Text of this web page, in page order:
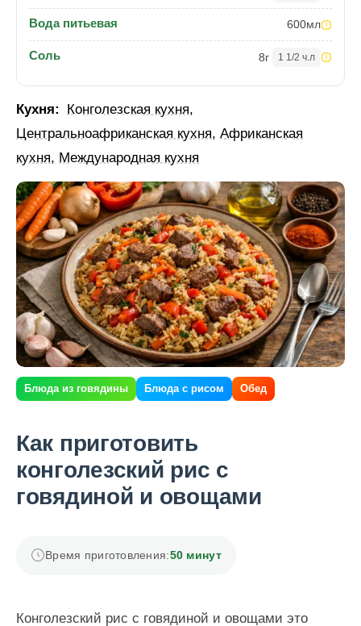
Вода питьевая 600мл
Соль 8г 1 1/2 ч.л
Кухня: Конголезская кухня,
Центральноафриканская кухня, Африканская
кухня, Международная кухня
Блюда из говядины Блюда с рисом Обед
Как приготовить
конголезский рис с
говядиной и овощами
Время приготовления:50 минут
Конголезский рис с говядиной и овощами это